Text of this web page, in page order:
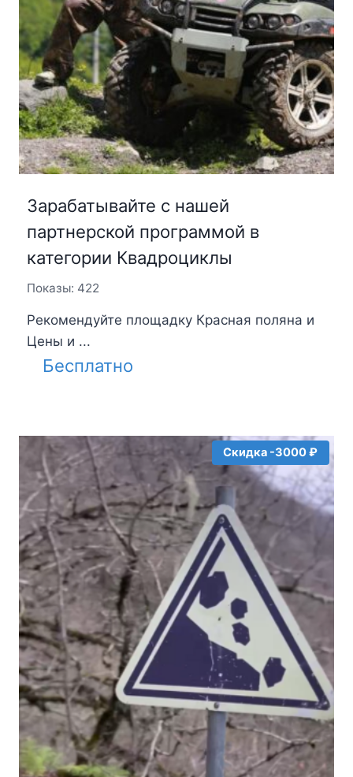
Зарабатывайте с нашей
партнерской программой в
категории Квадроциклы
Показы: 422
Рекомендуйте площадку Красная поляна и
Цены и ...
Бесплатно
Скидка -3000 ₽